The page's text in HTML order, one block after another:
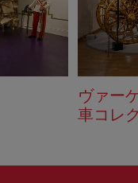
ヴァー
車コレ